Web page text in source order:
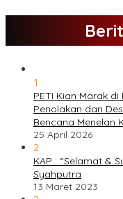
1
PETI Kian Marak
Penolakan dan
Bencana Menelan
25 April 2026
2
KAP : “Selamat &
Syahputra
13 Maret 2023